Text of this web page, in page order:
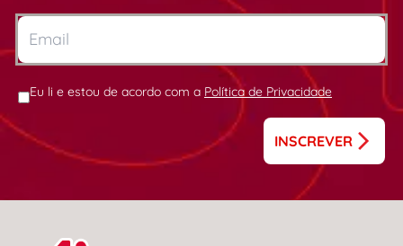
Eu li e estou de acordo com a Política de Privacidade
INSCREVER